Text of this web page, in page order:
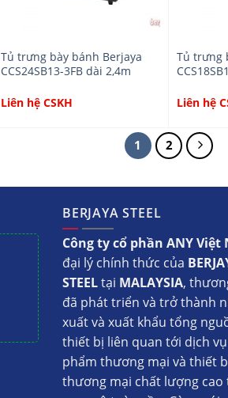
Tủ trưng bày bánh Berjaya
CCS24SB13-3FB dài 2,4m
Liên hệ CSKH
Tủ trưng
Liên hệ
1 2
BERJAYA STEEL
Công ty cổ phần ANY Việt
đại lý chính thức của
STEELtại MALAYSIA,
đã phát triển và trở thành
xuất và xuất khẩu tổng
thiết bị liên quan tới dịch
phẩm thương mại và thiết
thương mại chất lượng cao